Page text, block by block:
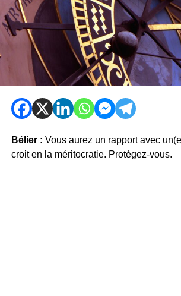
Bélier : Vous aurez un rapport avec
croit en la méritocratie. Protégez-vous.